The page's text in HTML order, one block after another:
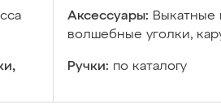
Аксессуары: Выкатные
волшебные уголки,
Ручки: по каталогу